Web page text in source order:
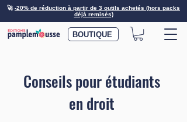
🚀-20% de réduction à partir de 3 outils achetés (hors packs
déjà remisés)
BOUTIQUE
Conseils pour étudiants
en droit